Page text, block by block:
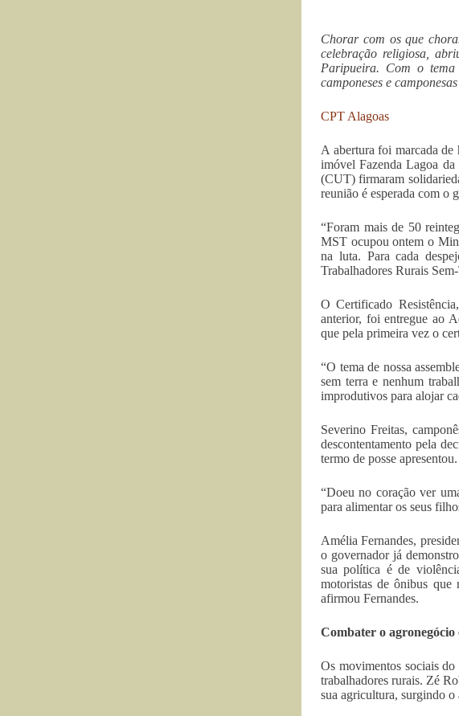
Chorar com os que
celebração religiosa,
Paripueira. Com o
camponeses e
CPT Alagoas
A abertura foi marcada
imóvel Fazenda Lagoa
(CUT) firmaram
reunião é esperada com o
“Foram mais de 50
MST ocupou ontem o
na luta. Para cada
Trabalhadores Rurais
O Certificado
anterior, foi entregue ao
que pela primeira vez o
“O tema de nossa
sem terra e nenhum
improdutivos para alojar
Severino Freitas,
descontentamento pela
termo de posse apresentou.
“Doeu no coração ver
para alimentar os seus
Amélia Fernandes,
o governador já
sua política é de
motoristas de ônibus que
afirmou Fernandes.
Combater o
Os movimentos sociais
trabalhadores rurais. Zé
sua agricultura, surgindo o